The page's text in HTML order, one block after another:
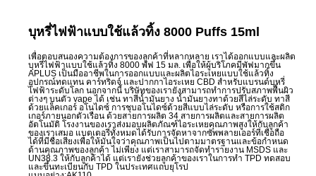
บุหรี่ไฟฟ้าแบบใช้แล้วทิ้ง 8000 Puffs 15ml
เพื่อตอบสนองความต้องการของลูกค้าที่หลากหลาย เราได้ออกแบบและผลิต
บุหรี่ไฟฟ้าแบบใช้แล้วทิ้ง 8000 พัฟ 15 มล. เพื่อให้ผู้บริโภคมีพัฟมากขึ้น
APLUS เป็นมืออาชีพในการออกแบบและผลิตไอระเหยแบบใช้แล้วทิ้ง
อุปกรณ์ทดแทน คาร์ทริดจ์ และปากกาไอระเหย CBD สำหรับแบรนด์บุหรี่
ไฟฟ้าระดับโลก นอกจากนี้ บริษัทของเรายังสามารถทำการปรับสภาพพื้นผิว
ต่างๆ บนตัว vape ได้ เช่น ทาสีน้ำมันยาง น้ำมันยางทาด้วยสีไล่ระดับ ทาสี
ด้วยแล็คเกอร์ อโนไดซ์ การชุบอโนไดซ์ด้วยสีแบบไล่ระดับ หรือการใช้สติก
เกอร์ภายนอกตัวเรือน ด้วยสายการผลิต 34 สายการผลิตและสายการผลิต
อัตโนมัติ โรงงานของเราส่งมอบผลิตภัณฑ์ไอระเหยคุณภาพสูงให้กับลูกค้า
ของเราเสมอ แบตเตอรี่ทั้งหมดได้รับการจัดหาจากซัพพลายเออร์ที่เชื่อถือ
ได้ที่มีชื่อเสียงเพื่อให้มั่นใจว่าคุณภาพเป็นไปตามมาตรฐานและข้อกำหนด
ด้านคุณภาพของลูกค้า ไม่เพียง แต่เราสามารถจัดทำรายงาน MSDS และ
UN38.3 ให้กับลูกค้าได้ แต่เรายังช่วยลูกค้าของเราในการทำ TPD ทดสอบ
และขึ้นทะเบียนกับ TPD ในประเทศแถบยุโรป